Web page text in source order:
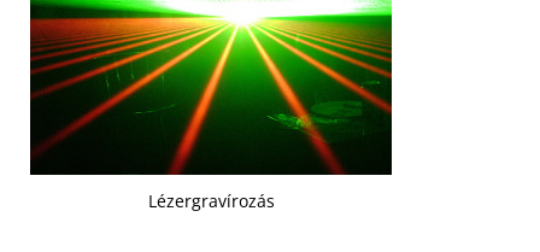
Lézergravírozás